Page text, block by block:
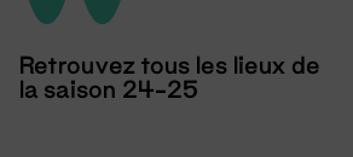
Retrouvez tous les lieux de
la saison 24-25